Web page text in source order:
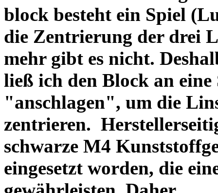
block besteht ein Spiel
die Zentrierung der drei
mehr gibt es nicht.
ließ ich den Block an eine
"anschlagen", um die
zentrieren.
schwarze M4
eingesetzt worden, die